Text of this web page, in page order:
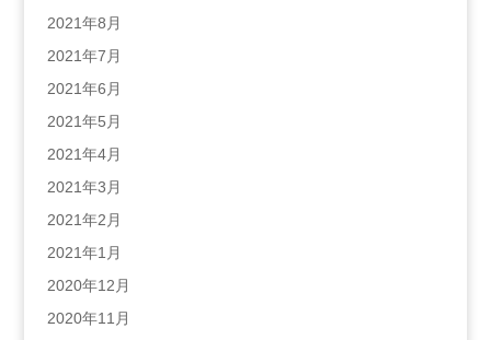
2021年8月
2021年7月
2021年6月
2021年5月
2021年4月
2021年3月
2021年2月
2021年1月
2020年12月
2020年11月